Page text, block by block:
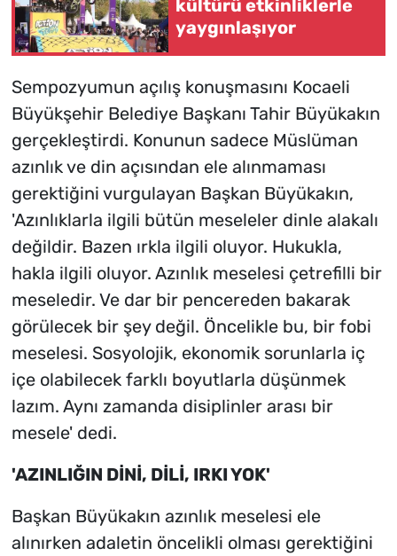
kültürü etkinliklerle
yaygınlaşıyor
Sempozyumun açılış konuşmasını Kocaeli
Büyükşehir Belediye Başkanı Tahir Büyükakın
gerçekleştirdi. Konunun sadece Müslüman
azınlık ve din açısından ele alınmaması
gerektiğini vurgulayan Başkan Büyükakın,
'Azınlıklarla ilgili bütün meseleler dinle alakalı
değildir. Bazen ırkla ilgili oluyor. Hukukla,
hakla ilgili oluyor. Azınlık meselesi çetrefilli bir
meseledir. Ve dar bir pencereden bakarak
görülecek bir şey değil. Öncelikle bu, bir fobi
meselesi. Sosyolojik, ekonomik sorunlarla iç
içe olabilecek farklı boyutlarla düşünmek
lazım. Aynı zamanda disiplinler arası bir
mesele' dedi.
'AZINLIĞIN DİNİ, DİLİ, IRKI YOK'
Başkan Büyükakın azınlık meselesi ele
alınırken adaletin öncelikli olması gerektiğini